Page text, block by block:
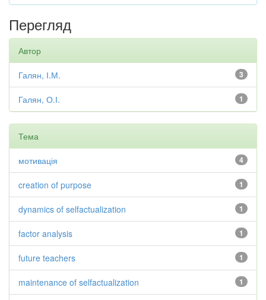
Перегляд
Автор
3
Галян, І.М.
1
Галян, О.І.
Тема
4
мотивація
1
creation of purpose
1
dynamics of selfactualization
1
factor analysis
1
future teachers
1
maintenance of selfactualization